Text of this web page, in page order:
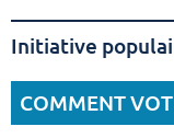
Initiative
COMMENT